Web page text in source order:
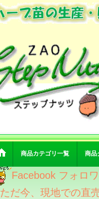
商品カテゴリ一覧 商品
Facebook フォロ
ただ今、現地での直